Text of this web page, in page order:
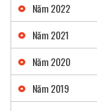
Năm 2022
Năm 2021
Năm 2020
Năm 2019